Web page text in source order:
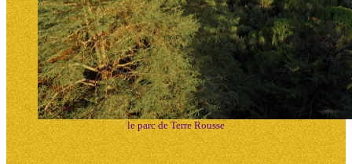
le parc de Terre Rousse